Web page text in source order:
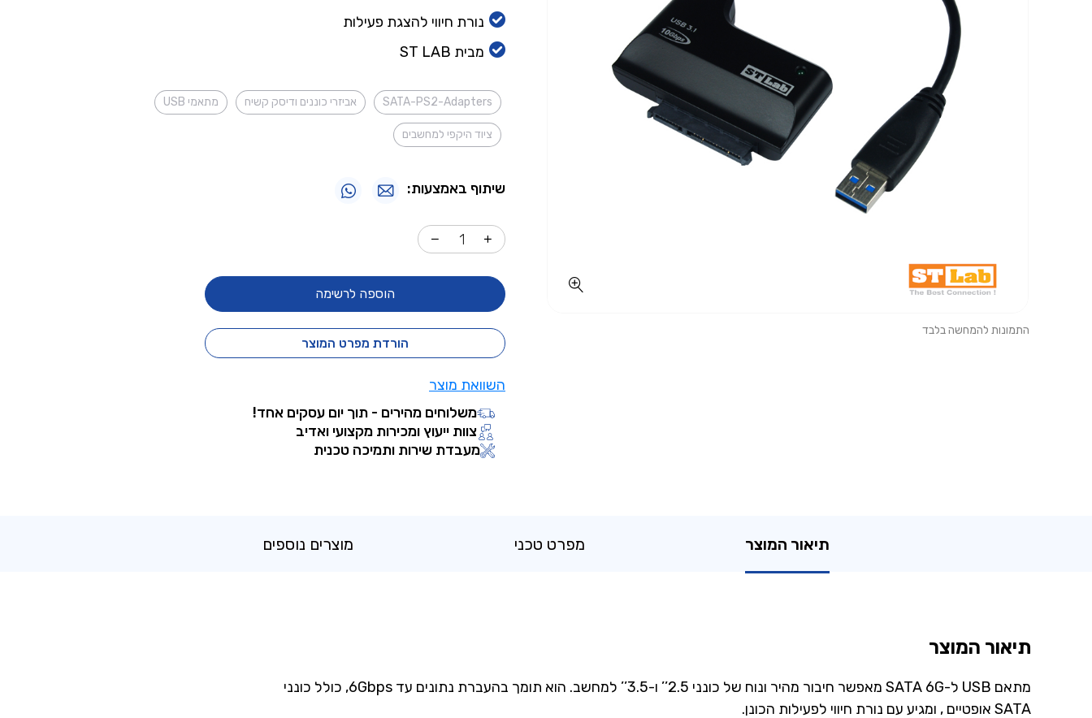
נורת חיווי להצגת פעילות
מבית ST LAB
SATA-PS2-Adapters אביזרי כוננים ודיסק קשיח מתאמי USB
ציוד היקפי למחשבים
שיתוף באמצעות:
הוספה לרשימה
הורדת מפרט המוצר
השוואת מוצר
משלוחים מהירים - תוך יום עסקים אחד!
צוות ייעוץ ומכירות מקצועי ואדיב
מעבדת שירות ותמיכה טכנית
התמונות להמחשה בלבד
תיאור המוצר מפרט טכני מוצרים נוספים
תיאור המוצר
מתאם USB ל-SATA 6G מאפשר חיבור מהיר ונוח של כונני 2.5’’ ו-3.5’’ למחשב. הוא תומך בהעברת נתונים עד 6Gbps, כולל כונני
SATA אופטיים , ומגיע עם נורת חיווי לפעילות הכונן.